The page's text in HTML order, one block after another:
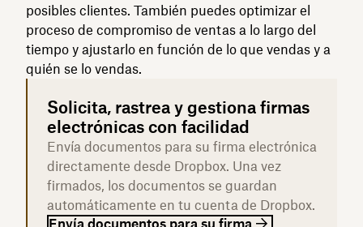
posibles clientes. También puedes optimizar el
proceso de compromiso de ventas a lo largo del
tiempo y ajustarlo en función de lo que vendas y a
quién se lo vendas.
Solicita, rastrea y gestiona firmas
electrónicas con facilidad
Envía documentos para su firma electrónica
directamente desde Dropbox. Una vez
firmados, los documentos se guardan
automáticamente en tu cuenta de Dropbox.
Envía documentos para su firma